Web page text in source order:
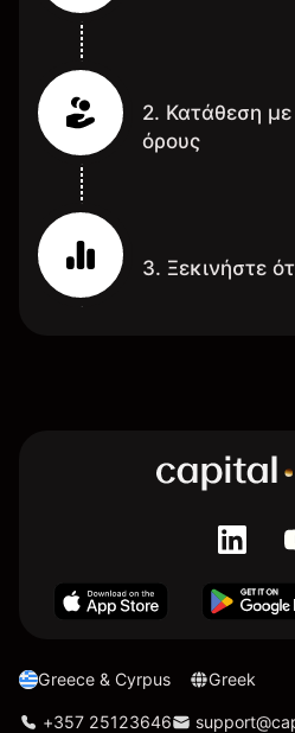
2. Κατάθεση
όρους
3. Ξεκινήστε
Greece & Cyrpus Greek
+357 25123646